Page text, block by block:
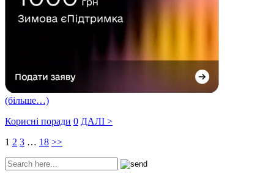
(більше…)
Корисні поради 0 ДАЛІ >
1 2 3 … 18 >>